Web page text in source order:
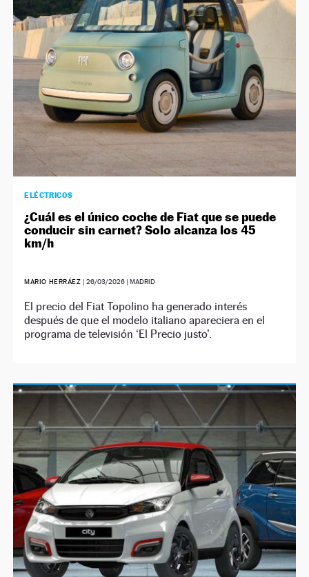
NEWSLETTER
SÍGUENOS
ELÉCTRICOS
¿Cuál es el único coche de Fiat que se puede
conducir sin carnet? Solo alcanza los 45
km/h
MARIO HERRÁEZ | 26/03/2026| MADRID
El precio del Fiat Topolino ha generado interés
después de que el modelo italiano apareciera en el
programa de televisión ‘El Precio justo’.